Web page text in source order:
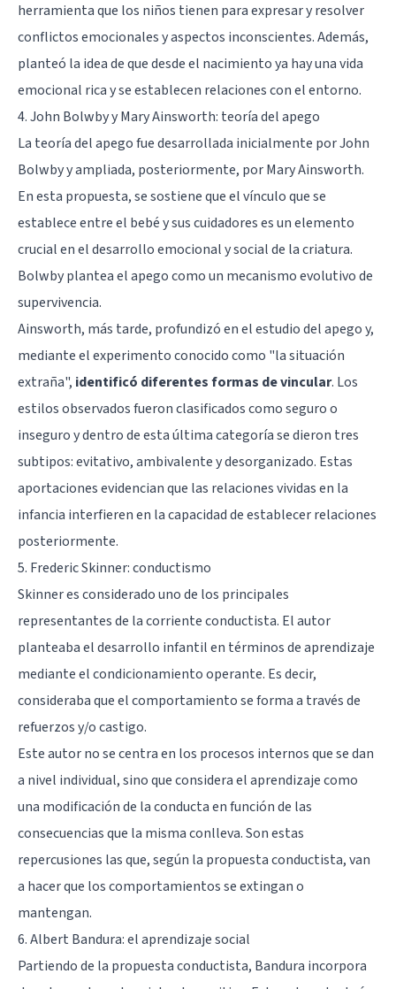
herramienta que los niños tienen para expresar y resolver
conflictos emocionales y aspectos inconscientes. Además,
planteó la idea de que desde el nacimiento ya hay una vida
emocional rica y se establecen relaciones con el entorno.
4. John Bolwby y Mary Ainsworth: teoría del apego
La teoría del apego fue desarrollada inicialmente porJohn
Bolwbyy ampliada, posteriormente, por Mary Ainsworth.
En esta propuesta, se sostiene que el vínculo que se
establece entre el bebé y sus cuidadores es un elemento
crucial en el desarrollo emocional y social de la criatura.
Bolwby plantea el apego como un mecanismo evolutivo de
supervivencia.
Ainsworth, más tarde, profundizó en el estudio del apego y,
mediante el experimento conocido como "la situación
extraña", identificó diferentes formas de vincular. Los
estilos observados fueron clasificados como seguro o
inseguro y dentro de esta última categoría se dieron tres
subtipos: evitativo, ambivalente y desorganizado. Estas
aportaciones evidencian que las relaciones vividas en la
infancia interfieren en la capacidad de establecer relaciones
posteriormente.
5. Frederic Skinner: conductismo
Skinner es considerado uno de los principales
representantes de la corriente conductista. El autor
planteaba el desarrollo infantil en términos de aprendizaje
mediante el condicionamiento operante. Es decir,
consideraba que el comportamiento se forma a través de
refuerzos y/o castigo.
Este autor no se centra en los procesos internos que se dan
a nivel individual, sino que considera el aprendizaje como
una modificación de la conducta en función de las
consecuencias que la misma conlleva. Son estas
repercusiones las que, según la propuesta conductista, van
a hacer que los comportamientos se extingan o
mantengan.
6. Albert Bandura: el aprendizaje social
Partiendo de la propuesta conductista, Bandura incorpora